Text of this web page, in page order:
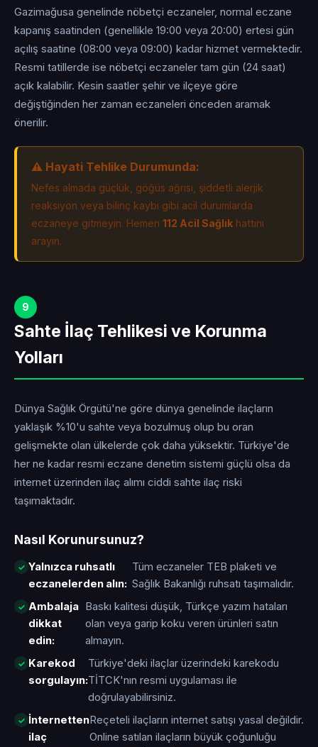
Gazimağusa genelinde nöbetçi eczaneler, normal eczane
kapanış saatinden (genellikle 19:00 veya 20:00) ertesi gün
açılış saatine (08:00 veya 09:00) kadar hizmet vermektedir.
Resmi tatillerde ise nöbetçi eczaneler tam gün (24 saat)
açık kalabilir. Kesin saatler şehir ve ilçeye göre
değiştiğinden her zaman eczaneleri önceden aramak
önerilir.
⚠️ Hayati Tehlike Durumunda:
Nefes almada güçlük, göğüs ağrısı, şiddetli alerjik
reaksiyon veya bilinç kaybı gibi acil durumlarda
eczaneye gitmeyin. Hemen 112 Acil Sağlık hattını
arayın.
9
Sahte İlaç Tehlikesi ve Korunma
Yolları
Dünya Sağlık Örgütü'ne göre dünya genelinde ilaçların
yaklaşık %10'u sahte veya bozulmuş olup bu oran
gelişmekte olan ülkelerde çok daha yüksektir. Türkiye'de
her ne kadar resmi eczane denetim sistemi güçlü olsa da
internet üzerinden ilaç alımı ciddi sahte ilaç riski
taşımaktadır.
Nasıl Korunursunuz?
Yalnızca ruhsatlı
eczanelerden alın:
Tüm eczaneler TEB plaketi ve
Sağlık Bakanlığı ruhsatı taşımalıdır.
Ambalaja
dikkat
edin:
Baskı kalitesi düşük, Türkçe yazım hataları
olan veya garip koku veren ürünleri satın
almayın.
Karekod
sorgulayın:
Türkiye'deki ilaçlar üzerindeki karekodu
TİTCK'nın resmi uygulaması ile
doğrulayabilirsiniz.
İnternetten
ilaç
Reçeteli ilaçların internet satışı yasal değildir.
Online satılan ilaçların büyük çoğunluğu